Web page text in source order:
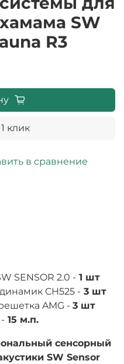
SW
R3
в сравнение
клик
SENSOR 2.0 - 1 шт
CH525 - 3 шт
AMG - 3 шт
15 м.п.
сенсорный
SW Sensor